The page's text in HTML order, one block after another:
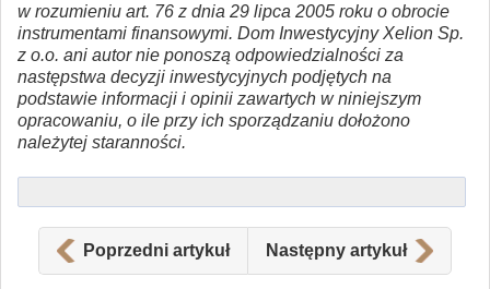
w rozumieniu art. 76 z dnia 29 lipca 2005 roku o obrocie
instrumentami finansowymi. Dom Inwestycyjny Xelion Sp.
z o.o. ani autor nie ponoszą odpowiedzialności za
następstwa decyzji inwestycyjnych podjętych na
podstawie informacji i opinii zawartych w niniejszym
opracowaniu, o ile przy ich sporządzaniu dołożono
należytej staranności.
Poprzedni artykuł Następny artykuł